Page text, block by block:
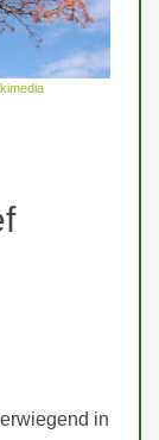
in